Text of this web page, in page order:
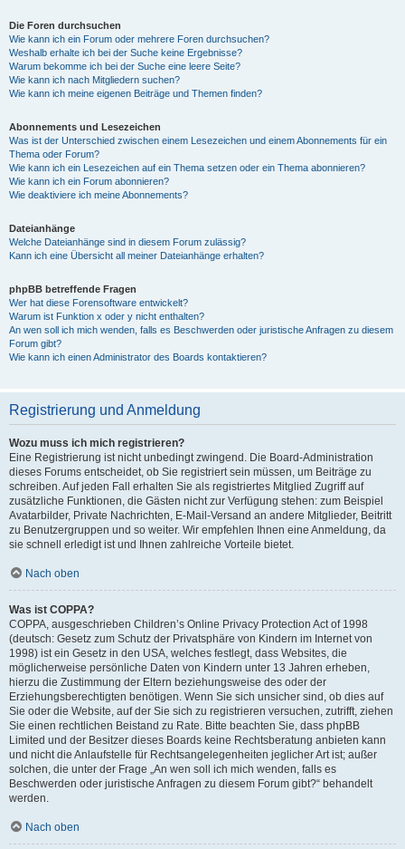
Die Foren durchsuchen
Wie kann ich ein Forum oder mehrere Foren durchsuchen?
Weshalb erhalte ich bei der Suche keine Ergebnisse?
Warum bekomme ich bei der Suche eine leere Seite?
Wie kann ich nach Mitgliedern suchen?
Wie kann ich meine eigenen Beiträge und Themen finden?
Abonnements und Lesezeichen
Was ist der Unterschied zwischen einem Lesezeichen und einem Abonnements für ein
Thema oder Forum?
Wie kann ich ein Lesezeichen auf ein Thema setzen oder ein Thema abonnieren?
Wie kann ich ein Forum abonnieren?
Wie deaktiviere ich meine Abonnements?
Dateianhänge
Welche Dateianhänge sind in diesem Forum zulässig?
Kann ich eine Übersicht all meiner Dateianhänge erhalten?
phpBB betreffende Fragen
Wer hat diese Forensoftware entwickelt?
Warum ist Funktion x oder y nicht enthalten?
An wen soll ich mich wenden, falls es Beschwerden oder juristische Anfragen zu diesem
Forum gibt?
Wie kann ich einen Administrator des Boards kontaktieren?
Registrierung und Anmeldung
Wozu muss ich mich registrieren?
Eine Registrierung ist nicht unbedingt zwingend. Die Board-Administration
dieses Forums entscheidet, ob Sie registriert sein müssen, um Beiträge zu
schreiben. Auf jeden Fall erhalten Sie als registriertes Mitglied Zugriff auf
zusätzliche Funktionen, die Gästen nicht zur Verfügung stehen: zum Beispiel
Avatarbilder, Private Nachrichten, E-Mail-Versand an andere Mitglieder, Beitritt
zu Benutzergruppen und so weiter. Wir empfehlen Ihnen eine Anmeldung, da
sie schnell erledigt ist und Ihnen zahlreiche Vorteile bietet.
Nach oben
Was ist COPPA?
COPPA, ausgeschrieben Children’s Online Privacy Protection Act of 1998
(deutsch: Gesetz zum Schutz der Privatsphäre von Kindern im Internet von
1998) ist ein Gesetz in den USA, welches festlegt, dass Websites, die
möglicherweise persönliche Daten von Kindern unter 13 Jahren erheben,
hierzu die Zustimmung der Eltern beziehungsweise des oder der
Erziehungsberechtigten benötigen. Wenn Sie sich unsicher sind, ob dies auf
Sie oder die Website, auf der Sie sich zu registrieren versuchen, zutrifft, ziehen
Sie einen rechtlichen Beistand zu Rate. Bitte beachten Sie, dass phpBB
Limited und der Besitzer dieses Boards keine Rechtsberatung anbieten kann
und nicht die Anlaufstelle für Rechtsangelegenheiten jeglicher Art ist; außer
solchen, die unter der Frage „An wen soll ich mich wenden, falls es
Beschwerden oder juristische Anfragen zu diesem Forum gibt?“ behandelt
werden.
Nach oben